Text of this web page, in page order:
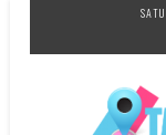
content